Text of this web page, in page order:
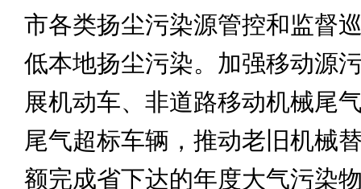
市各类扬尘污染源管控和监督
低本地扬尘污染。加强移动源
展机动车、非道路移动机械尾
尾气超标车辆，推动老旧机械
额完成省下达的年度大气污染